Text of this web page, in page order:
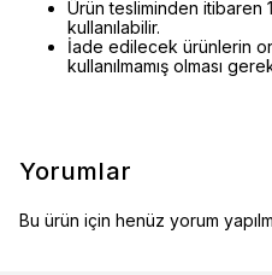
Ürün tesliminden itibaren
kullanılabilir.
İade edilecek ürünlerin
kullanılmamış olması
Yorumlar
Bu ürün için henüz yorum